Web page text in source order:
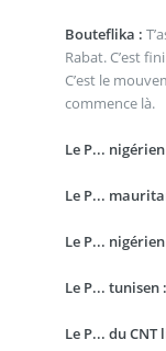
Bouteflika :
Rabat. C’est
C’est le
commence là.
Le P...
Le P...
Le P...
Le P... tunisen :
Le P... du CNT